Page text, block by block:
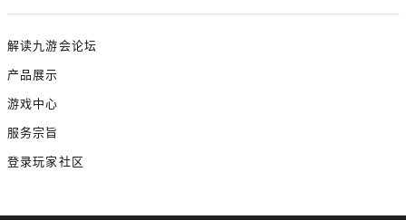
解读九游会论坛
产品展示
游戏中心
服务宗旨
登录玩家社区